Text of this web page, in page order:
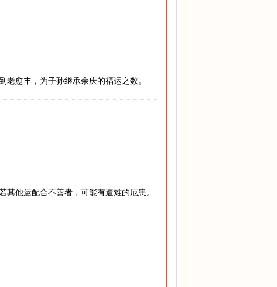
愈丰，为子孙继承余庆的福运之数。
他运配合不善者，可能有遭难的厄患。